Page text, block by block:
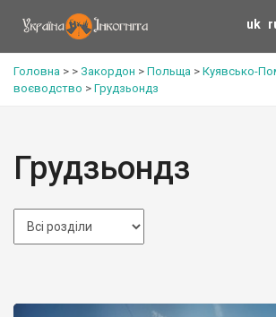
uk
Головна > > Закордон > Польща > Куявсько-
воєводство > Грудзьондз
Грудзьондз